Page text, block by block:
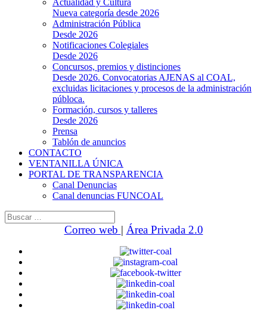
Actualidad y Cultura
Nueva categoría desde 2026
Administración Pública
Desde 2026
Notificaciones Colegiales
Desde 2026
Concursos, premios y distinciones
Desde 2026. Convocatorias AJENAS al COAL,
excluidas licitaciones y procesos de la administración
públoca.
Formación, cursos y talleres
Desde 2026
Prensa
Tablón de anuncios
CONTACTO
VENTANILLA ÚNICA
PORTAL DE TRANSPARENCIA
Canal Denuncias
Canal denuncias FUNCOAL
Buscar:
Correo web | Área Privada 2.0